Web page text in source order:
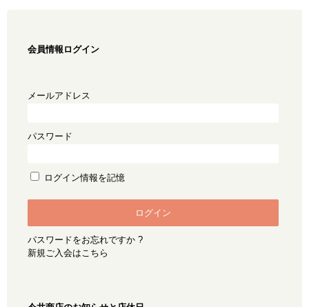
会員情報ログイン
メールアドレス
パスワード
ログイン情報を記憶
パスワードをお忘れですか ?
新規ご入会はこちら